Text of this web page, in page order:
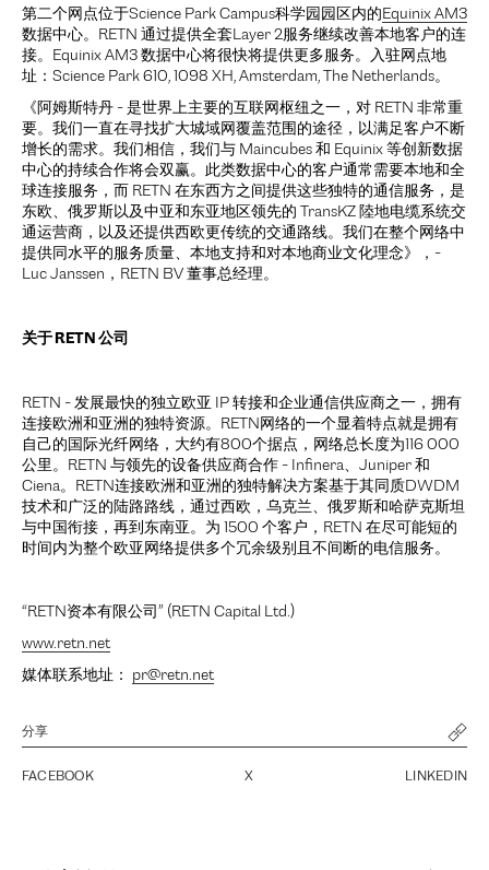
第二个网点位于Science Park Campus科学园园区内的 Equinix AM3
数据中心。RETN 通过提供全套Layer 2服务继续改善本地客户的连
接。Equinix AM3 数据中心将很快将提供更多服务。入驻网点地
址：Science Park 610, 1098 XH, Amsterdam, The Netherlands。
《阿姆斯特丹 - 是世界上主要的互联网枢纽之一，对 RETN 非常重
要。我们一直在寻找扩大城域网覆盖范围的途径，以满足客户不断
增长的需求。我们相信，我们与 Maincubes 和 Equinix 等创新数据
中心的持续合作将会双赢。此类数据中心的客户通常需要本地和全
球连接服务，而 RETN 在东西方之间提供这些独特的通信服务，是
东欧、俄罗斯以及中亚和东亚地区领先的 TransKZ 陸地电缆系统交
通运营商，以及还提供西欧更传统的交通路线。我们在整个网络中
提供同水平的服务质量、本地支持和对本地商业文化理念》，-
Luc Janssen，RETN BV 董事总经理。
关于 RETN 公司
RETN - 发展最快的独立欧亚 IP 转接和企业通信供应商之一，拥有
连接欧洲和亚洲的独特资源。RETN网络的一个显着特点就是拥有
自己的国际光纤网络，大约有800个据点，网络总长度为116 000
公里。RETN 与领先的设备供应商合作 - Infinera、Juniper 和
Ciena。RETN连接欧洲和亚洲的独特解决方案基于其同质DWDM
技术和广泛的陆路路线，通过西欧，乌克兰、俄罗斯和哈萨克斯坦
与中国衔接，再到东南亚。为 1500 个客户，RETN 在尽可能短的
时间内为整个欧亚网络提供多个冗余级别且不间断的电信服务。
“RETN资本有限公司” (RETN Capital Ltd.)
www.retn.net
媒体联系地址： pr@retn.net
分享
FACEBOOK X LINKEDIN